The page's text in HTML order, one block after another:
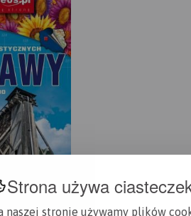
Strona używa
naszej stronie używamy plików